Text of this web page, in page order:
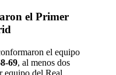
el Primer
el equipo
69, al menos dos
equipo del Real